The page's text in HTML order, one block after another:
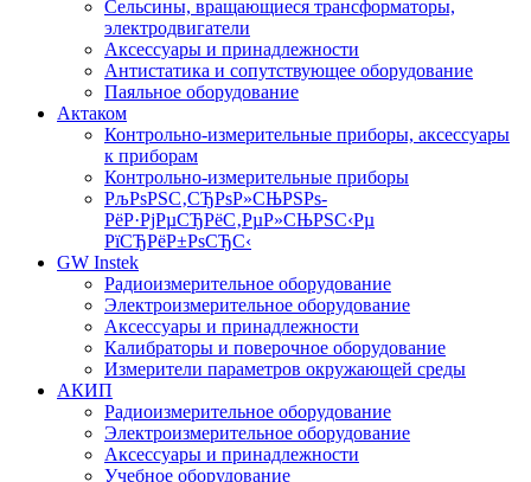
Сельсины, вращающиеся трансформаторы,
электродвигатели
Аксессуары и принадлежности
Антистатика и сопутствующее оборудование
Паяльное оборудование
Актаком
Контрольно-измерительные приборы, аксессуары
к приборам
Контрольно-измерительные приборы
РљРѕРЅС‚СЂРѕР»СЊРЅРѕ-
РёР·РјРµСЂРёС‚РµР»СЊРЅС‹Рµ
РїСЂРёР±РѕСЂС‹
GW Instek
Радиоизмерительное оборудование
Электроизмерительное оборудование
Аксессуары и принадлежности
Калибраторы и поверочное оборудование
Измерители параметров окружающей среды
АКИП
Радиоизмерительное оборудование
Электроизмерительное оборудование
Аксессуары и принадлежности
Учебное оборудование